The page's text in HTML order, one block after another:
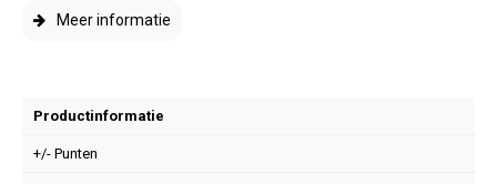
Meer informatie
Productinformatie
+/- Punten